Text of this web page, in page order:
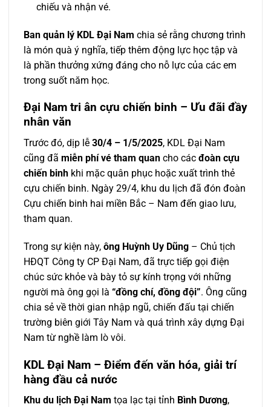
chiếu và nhận vé.
Ban quản lý KDL Đại Nam chia sẻ rằng chương trình
là món quà ý nghĩa, tiếp thêm động lực học tập và
là phần thưởng xứng đáng cho nỗ lực của các em
trong suốt năm học.
Đại Nam tri ân cựu chiến binh – Ưu đãi đầy
nhân văn
Trước đó, dịp lễ 30/4 – 1/5/2025, KDL Đại Nam
cũng đã miễn phí vé tham quan cho các đoàn cựu
chiến binh khi mặc quân phục hoặc xuất trình thẻ
cựu chiến binh. Ngày 29/4, khu du lịch đã đón đoàn
Cựu chiến binh hai miền Bắc – Nam đến giao lưu,
tham quan.
Trong sự kiện này, ông Huỳnh Uy Dũng – Chủ tịch
HĐQT Công ty CP Đại Nam, đã trực tiếp gọi điện
chúc sức khỏe và bày tỏ sự kính trọng với những
người mà ông gọi là “đồng chí, đồng đội”. Ông cũng
chia sẻ về thời gian nhập ngũ, chiến đấu tại chiến
trường biên giới Tây Nam và quá trình xây dựng Đại
Nam từ nghề làm lò vôi.
KDL Đại Nam – Điểm đến văn hóa, giải trí
hàng đầu cả nước
Khu du lịch Đại Nam tọa lạc tại tỉnh Bình Dương,